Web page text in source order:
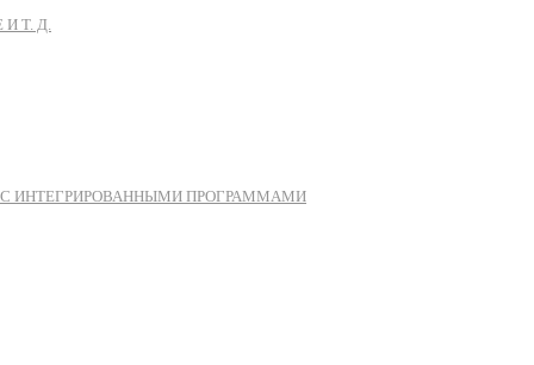
Т. Д.
ИНТЕГРИРОВАННЫМИ ПРОГРАММАМИ